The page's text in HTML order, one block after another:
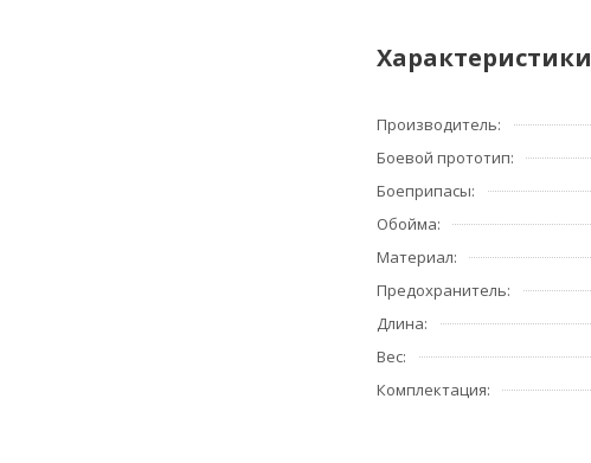
Характеристики
Производитель:
Боевой прототип:
Боеприпасы:
Обойма:
Материал:
Предохранитель:
Длина:
Вес:
Комплектация: